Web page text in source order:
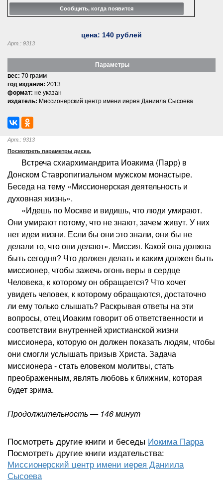
цена: 140 рублей
Арт.: 9313
Параметры
вес: 70 грамм
год издания: 2013
формат: не указан
издатель: Миссионерский центр имени иерея Даниила Сысоева
Арт.: 9313
Посмотреть параметры диска.
Встреча схиархимандрита Иоакима (Парр) в
Донском Ставропигиальном мужском монастыре.
Беседа на тему «Миссионерская деятельность и
духовная жизнь».
«Идешь по Москве и видишь, что люди умирают.
Они умирают потому, что не знают, зачем живут. У них
нет идеи жизни. Если бы они это знали, они бы не
делали то, что они делают». Миссия. Какой она должна
быть сегодня? Что должен делать и каким должен быть
миссионер, чтобы зажечь огонь веры в сердце
Человека, к которому он обращается? Что хочет
увидеть человек, к которому обращаются, достаточно
ли ему только слышать? Раскрывая ответы на эти
вопросы, отец Иоаким говорит об ответственности и
соответствии внутренней христианской жизни
миссионера, которую он должен показать людям, чтобы
они смогли услышать призыв Христа. Задача
миссионера - стать еловеком молитвы, стать
преображенным, являть любовь к ближним, которая
будет зрима.
Продолжительность — 146 минут
Посмотреть другие книги и беседы Иокима Парра
Посмотреть другие книги издательства:
Миссионерский центр имени иерея Даниила
Сысоева